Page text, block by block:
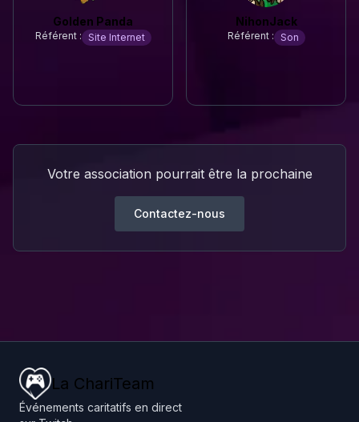
Golden Panda
Référent : Site Internet
NihonJack
Référent : Son
Votre association pourrait être la prochaine
Contactez-nous
La ChariTeam
Événements caritatifs en direct